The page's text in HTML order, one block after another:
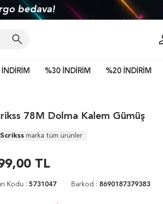
bedava!
%30 İNDİRİM %20 İNDİRİM
78M Dolma Kalem Gümüş
Scrikss marka tüm ürünler
TL
Kodu : 5731047 Barkod : 8690187379383